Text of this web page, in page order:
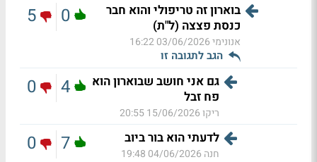
בוארון זה טריפולי והוא חבר
כנסת פצצה (ל"ת)
אנונימי03/06/2026 16:22
הגב לתגובה זו
0
5
גם אני חושב שבוארון הוא
פח זבל
ריקו15/06/2026 20:55
4
0
לדעתי הוא בור ביוב
חנה 04/06/2026 19:48
7
0